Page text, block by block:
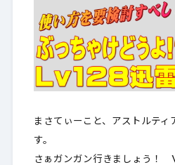
まさてぃーこと、アストルティ
す。
さぁガンガン行きましょう！